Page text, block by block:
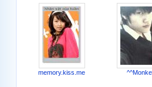
memory.kiss.me